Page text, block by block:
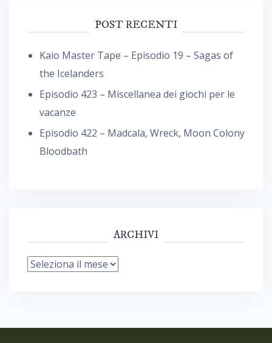
POST RECENTI
Kaio Master Tape – Episodio 19 – Sagas of
the Icelanders
Episodio 423 – Miscellanea dei giochi per le
vacanze
Episodio 422 – Madcala, Wreck, Moon Colony
Bloodbath
ARCHIVI
Archivi